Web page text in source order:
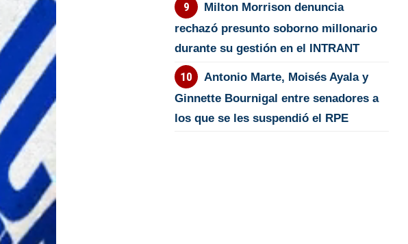
Milton Morrison denuncia
rechazó presunto soborno millonario
durante su gestión en el INTRANT
Antonio Marte, Moisés Ayala y
Ginnette Bournigal entre senadores a
los que se les suspendió el RPE